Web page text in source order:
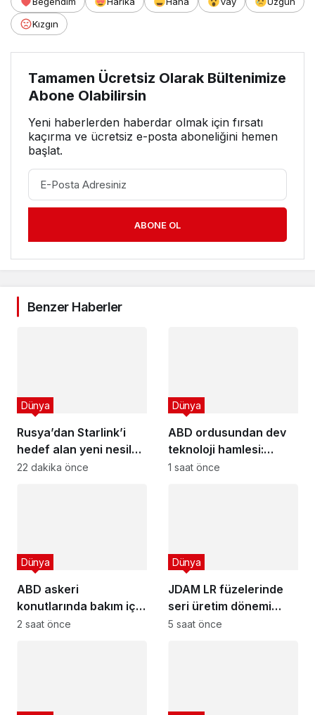
Kızgın
Tamamen Ücretsiz Olarak Bültenimize
Abone Olabilirsin
Yeni haberlerden haberdar olmak için fırsatı
kaçırma ve ücretsiz e-posta aboneliğini hemen
başlat.
ABONE OL
Benzer Haberler
Rusya’dan Starlink’i
hedef alan yeni nesil
elektronik harp sistemi!
Dünya
22 dakika önce
ABD ordusundan dev
teknoloji hamlesi:
Reveille Forge kuruldu!
Dünya
1 saat önce
ABD askeri
konutlarında bakım için
yeni mobil uygulama
Dünya
2 saat önce
JDAM LR füzelerinde
seri üretim dönemi
resmen başladı!
Dünya
5 saat önce